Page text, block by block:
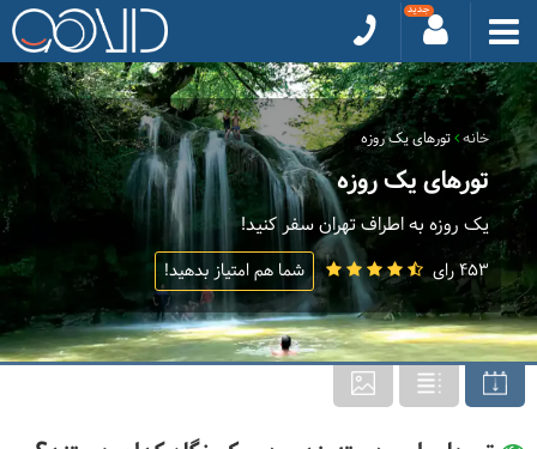
خانه تورهای یک روزه
تورهای یک روزه
یک روزه به اطراف تهران سفر کنید!
453 رای شما هم امتیاز بدهید!